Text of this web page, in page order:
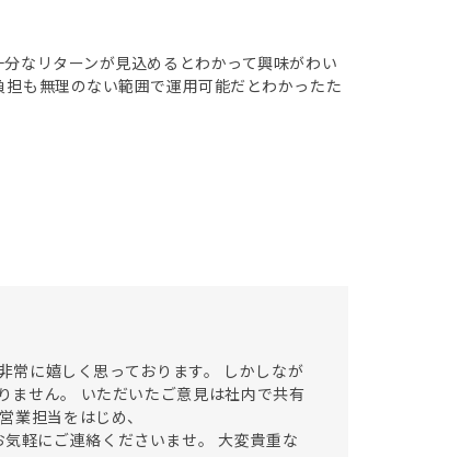
なリターンが見込めるとわかって興味がわい
も無理のない範囲で運用可能だとわかったた
常に嬉しく思っております。 しかしなが
ません。 いただいたご意見は社内で共有
業担当をはじめ、
軽にご連絡くださいませ。 大変貴重な